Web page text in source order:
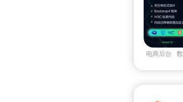
电商后台